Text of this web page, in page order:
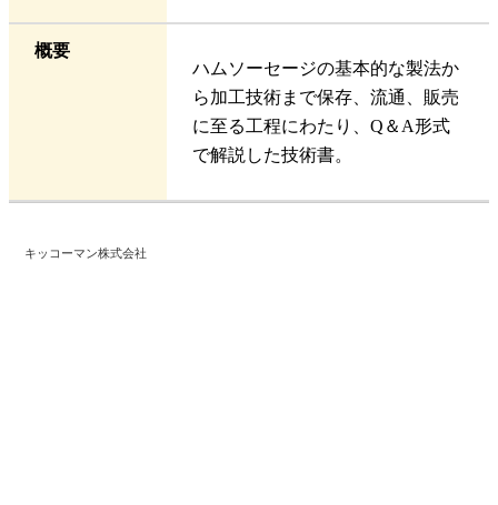
概要
ハムソーセージの基本的な製法か
ら加工技術まで保存、流通、販売
に至る工程にわたり、Q＆A形式
で解説した技術書。
キッコーマン株式会社